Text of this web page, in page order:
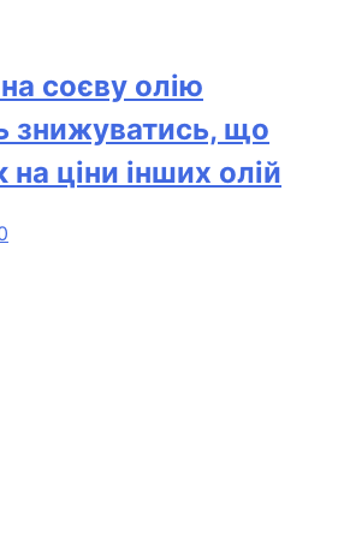
соєву олію
знижуватись, що
ціни інших олій